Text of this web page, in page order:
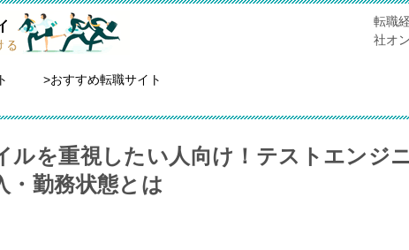
転職
社オ
>おすすめ転職サイト
ルを重視したい人向け！テストエンジ
・勤務状態とは